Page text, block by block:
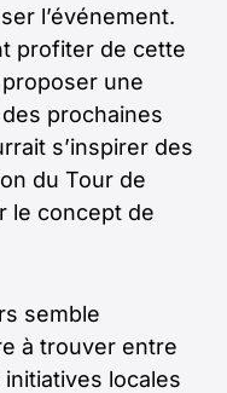
l’événement.
profiter de cette
une
prochaines
s’inspirer des
du Tour de
le concept de
semble
à trouver entre
locales